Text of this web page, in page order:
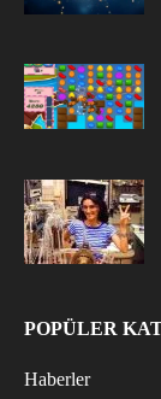
POPÜLER
Haberler